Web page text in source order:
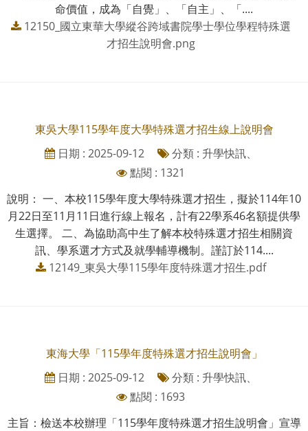
命價值，成為「自覺」、「自主」、「....
12150_國立東華大學縱谷跨域書院學士學位學程特殊選
才招生說明會.png
東吳大學115學年度大學特殊選才招生線上說明會
日期 : 2025-09-12
分類 : 升學快訊、
點閱 : 1321
說明： 一、本校115學年度大學特殊選才招生，擬於114年10
月22日至11月11日進行線上報名，計有22學系46名額提供學
生選擇。 二、為協助高中生了解本校特殊選才招生相關資
訊、學系選才方式及就學輔導機制。謹訂於114....
12149_東吳大學115學年度特殊選才招生.pdf
東海大學「115學年度特殊選才招生說明會」
日期 : 2025-09-12
分類 : 升學快訊、
點閱 : 1693
主旨：檢送本校辦理「115學年度特殊選才招生說明會」宣導